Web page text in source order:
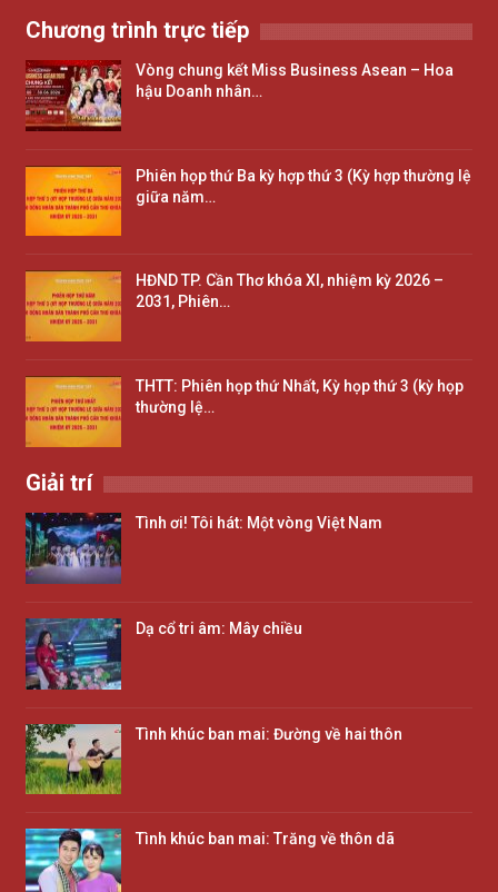
Chương trình trực tiếp
Vòng chung kết Miss Business Asean – Hoa
hậu Doanh nhân…
Phiên họp thứ Ba kỳ hợp thứ 3 (Kỳ hợp thường lệ
giữa năm…
HĐND TP. Cần Thơ khóa XI, nhiệm kỳ 2026 –
2031, Phiên…
THTT: Phiên họp thứ Nhất, Kỳ họp thứ 3 (kỳ họp
thường lệ…
Giải trí
Tình ơi! Tôi hát: Một vòng Việt Nam
Dạ cổ tri âm: Mây chiều
Tình khúc ban mai: Đường về hai thôn
Tình khúc ban mai: Trăng về thôn dã